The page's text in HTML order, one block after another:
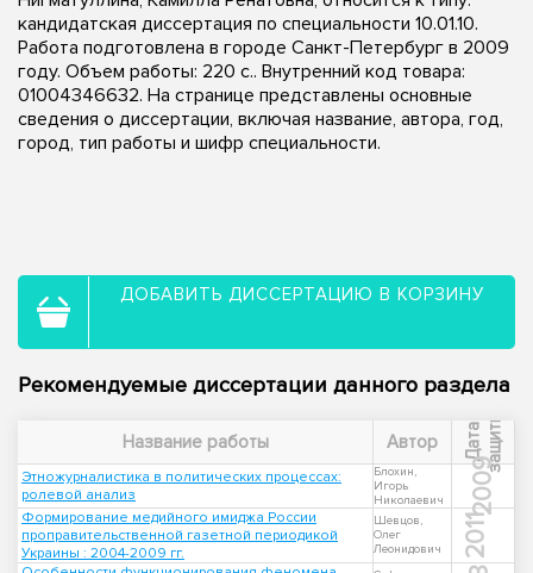
кандидатская диссертация по специальности 10.01.10.
Работа подготовлена в городе Санкт-Петербург в 2009
году. Объем работы: 220 с.. Внутренний код товара:
01004346632. На странице представлены основные
сведения о диссертации, включая название, автора, год,
город, тип работы и шифр специальности.
ДОБАВИТЬ ДИССЕРТАЦИЮ В КОРЗИНУ
Рекомендуемые диссертации данного раздела
Название работы Автор Д
а
т
а
з
а
щ
и
ты
Этножурналистика в политических процессах:
ролевой анализ
Блохин,
Игорь
Николаевич
2009
Формирование медийного имиджа России
проправительственной газетной периодикой
Украины : 2004-2009 гг.
Шевцов,
Олег
Леонидович
2011